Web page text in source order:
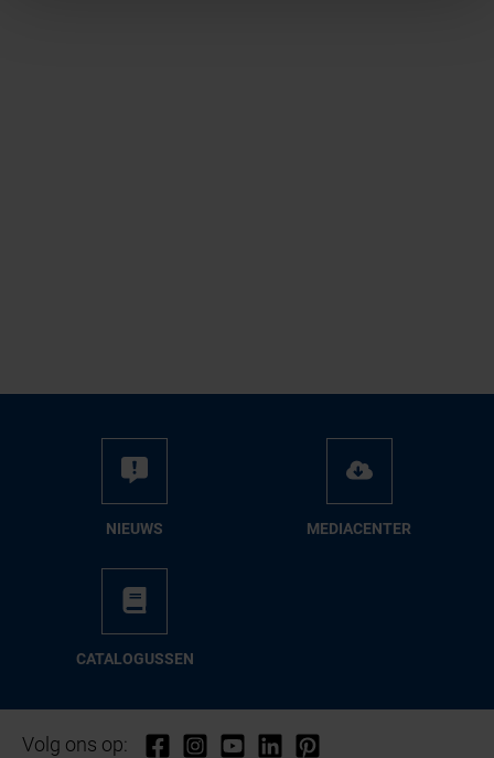
NIEUWS ME­DIA­CEN­TER
CA­TA­LO­GUS­SEN
Volg ons op: